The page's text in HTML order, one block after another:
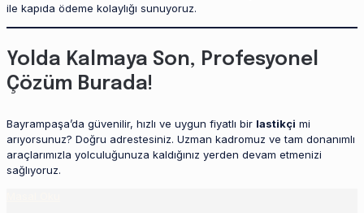
ile kapıda ödeme kolaylığı sunuyoruz.
Yolda Kalmaya Son, Profesyonel
Çözüm Burada!
Bayrampaşa’da güvenilir, hızlı ve uygun fiyatlı bir lastikçi mi
arıyorsunuz? Doğru adrestesiniz. Uzman kadromuz ve tam donanımlı
araçlarımızla yolculuğunuza kaldığınız yerden devam etmenizi
sağlıyoruz.